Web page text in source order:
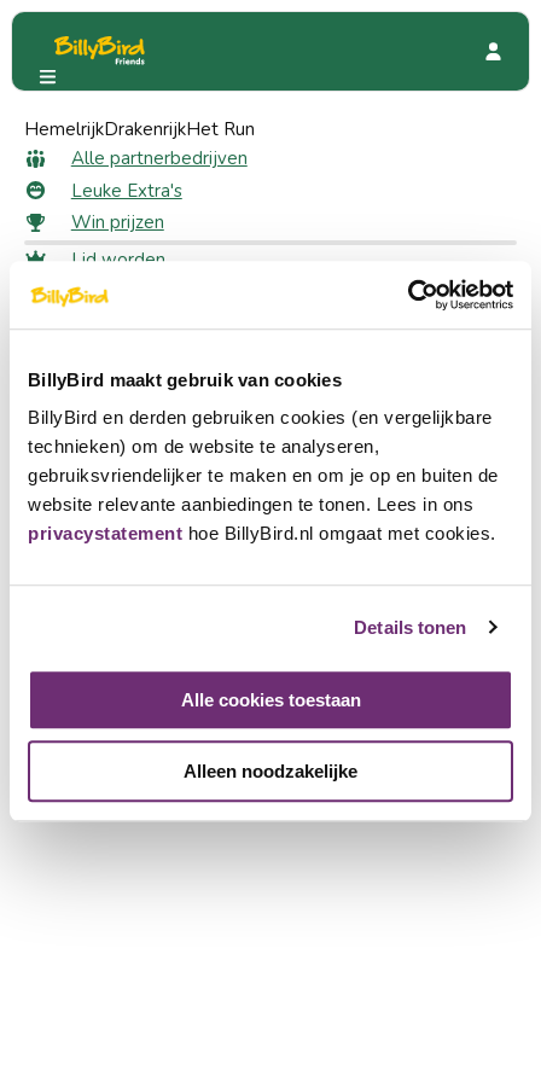
BillyBird maakt gebruik van cookies
BillyBird en derden gebruiken cookies (en vergelijkbare
technieken) om de website te analyseren,
gebruiksvriendelijker te maken en om je op en buiten de
website relevante aanbiedingen te tonen. Lees in ons
privacystatement hoe BillyBird.nl omgaat met cookies.
Details tonen
Alle cookies toestaan
Alleen noodzakelijke
HemelrijkDrakenrijkHet Run
Alle partnerbedrijven
Leuke Extra's
Win prijzen
Lid worden
Inloggen
Taal kiezen
Nederlands
English
Deutsch
Partner worden
Brasserie De Conversatie
Alle beoordelingen voor
Brasserie De Conversatie
Plaats een beoordeling
Schrijf een review voor deze pagina.
Snel naar
Alle partnerbedrijven
Leuke Extra's
Win prijzen
Werken bij BillyBird
Exploitatie strandbaden
Voor partnerbedrijven